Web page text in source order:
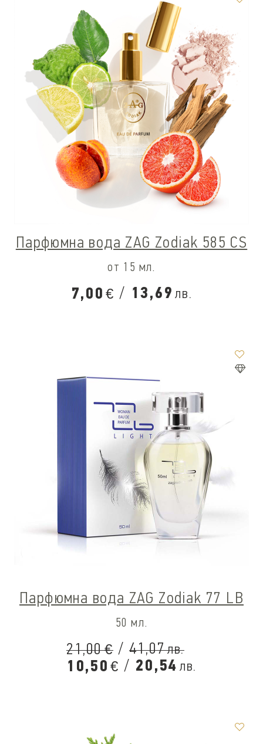
Парфюмна вода ZAG Zodiak 585 CS
от 15 мл.
7,00 € / 13,69 лв.
Парфюмна вода ZAG Zodiak 77 LB
50 мл.
21,00€ / 41,07лв.
10,50 € / 20,54 лв.